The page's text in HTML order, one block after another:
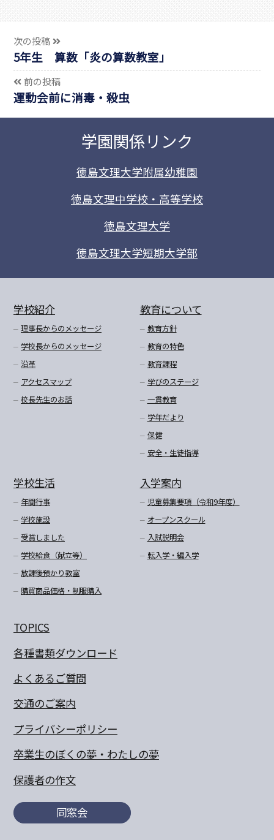
次の投稿
5年生 算数「炎の算数教室」
前の投稿
運動会前に消毒・殺虫
学園関係リンク
徳島文理大学附属幼稚園
徳島文理中学校・高等学校
徳島文理大学
徳島文理大学短期大学部
学校紹介
理事長からのメッセージ
学校長からのメッセージ
沿革
アクセスマップ
校長先生のお話
教育について
教育方針
教育の特色
教育課程
学びのステージ
一貫教育
学年だより
保健
安全・生徒指導
学校生活
年間行事
学校施設
受賞しました
学校給食（献立等）
放課後預かり教室
購買商品価格・制服購入
入学案内
児童募集要項（令和9年度）
オープンスクール
入試説明会
転入学・編入学
TOPICS
各種書類ダウンロード
よくあるご質問
交通のご案内
プライバシーポリシー
卒業生のぼくの夢・わたしの夢
保護者の作文
同窓会